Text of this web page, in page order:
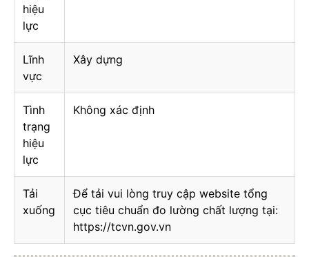
hiệu
lực
Lĩnh
vực
Xây dựng
Tình
trạng
hiệu
lực
Không xác định
Tải
xuống
Để tải vui lòng truy cập website tổng
cục tiêu chuẩn đo lường chất lượng tại:
https://tcvn.gov.vn